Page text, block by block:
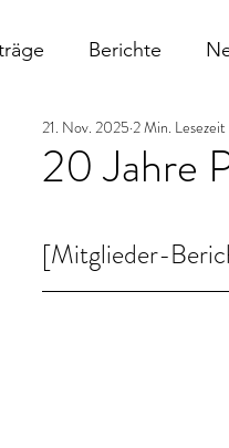
Berichte
20 Jahre
21. Nov. 2025 2 Min. Lesezeit
[Mitglieder-